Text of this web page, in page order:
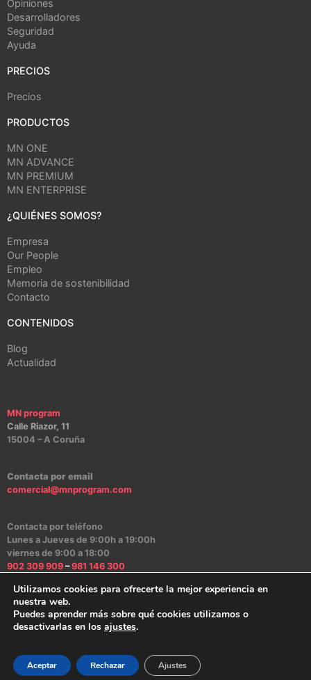
Opiniones
Desarrolladores
Seguridad
Ayuda
PRECIOS
Precios
PRODUCTOS
MN ONE
MN ADVANCE
MN PREMIUM
MN ENTERPRISE
¿QUIÉNES SOMOS?
Empresa
Our People
Empleo
Memoria de sostenibilidad
Contacto
CONTENIDOS
Blog
Actualidad
MN program
Calle Riazor, 11
15004 – A Coruña
Contacta por email
comercial@mnprogram.com
Contacta por teléfono
Lunes a Jueves de 9:00h a 19:00h
viernes de 9:00 a 18:00
902 309 909 –981 146 300
Aviso Legal|Política de Privacidad |Política de Cookies| Canal Ético
Utilizamos cookies para ofrecerte la mejor experiencia en
nuestra web.
Puedes aprender más sobre qué cookies utilizamos o
desactivarlas en los ajustes.
Aceptar Rechazar Ajustes